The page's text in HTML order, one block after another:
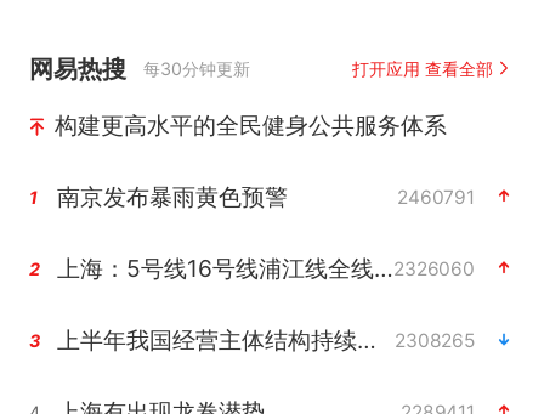
网易热搜 每30分钟更新 打开应用 查看全部
构建更高水平的全民健身公共服务体系
1 南京发布暴雨黄色预警 2460791
2 上海：5号线16号线浦江线全线停运2326060
3 上半年我国经营主体结构持续优化 2308265